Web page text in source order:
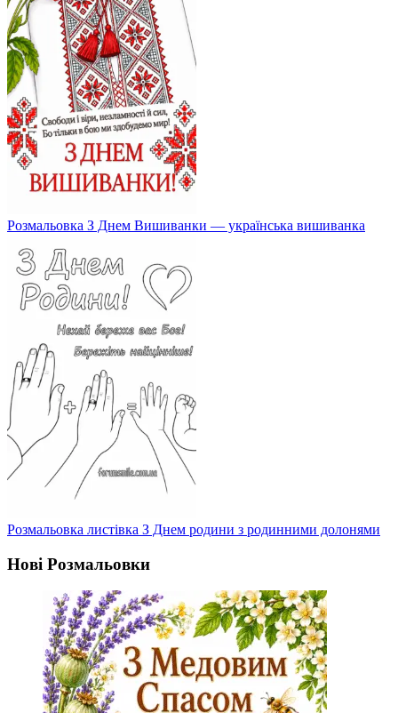
Розмальовка З Днем Вишиванки — українська вишиванка
Розмальовка листівка З Днем родини з родинними долонями
Нові Розмальовки